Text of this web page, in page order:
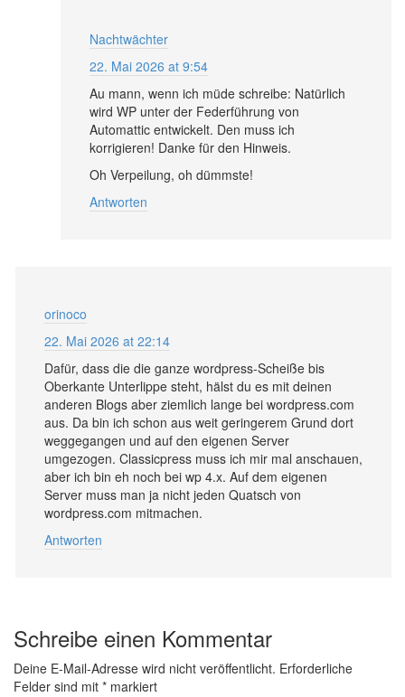
Nachtwächter
22. Mai 2026 at 9:54
Au mann, wenn ich müde schreibe: Natürlich
wird WP unter der Federführung von
Automattic entwickelt. Den muss ich
korrigieren! Danke für den Hinweis.
Oh Verpeilung, oh dümmste!
Antworten
orinoco
22. Mai 2026 at 22:14
Dafür, dass die die ganze wordpress-Scheiße bis
Oberkante Unterlippe steht, hälst du es mit deinen
anderen Blogs aber ziemlich lange bei wordpress.com
aus. Da bin ich schon aus weit geringerem Grund dort
weggegangen und auf den eigenen Server
umgezogen. Classicpress muss ich mir mal anschauen,
aber ich bin eh noch bei wp 4.x. Auf dem eigenen
Server muss man ja nicht jeden Quatsch von
wordpress.com mitmachen.
Antworten
Schreibe einen Kommentar
Deine E-Mail-Adresse wird nicht veröffentlicht. Erforderliche
Felder sind mit * markiert